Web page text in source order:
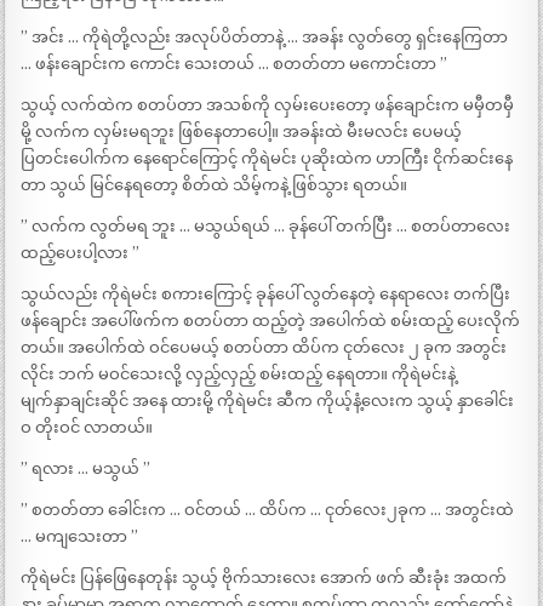
” အင်း … ကိုရဲတို့လည်း အလုပ်ပိတ်တာနဲ့ … အခန်း လွတ်တွေ ရှင်းနေကြတာ
… ဖန်းချောင်းက ကောင်း သေးတယ် … စတတ်တာ မကောင်းတာ ”
သွယ့် လက်ထဲက စတပ်တာ အသစ်ကို လှမ်းပေးတော့ ဖန်ချောင်းက မမှီတမှီ
မို့ လက်က လှမ်းမရဘူး ဖြစ်နေတာပေါ့။ အခန်းထဲ မီးမလင်း ပေမယ့်
ပြတင်းပေါက်က နေရောင်ကြောင့် ကိုရဲမင်း ပုဆိုးထဲက ဟာကြီး ငိုက်ဆင်းနေ
တာ သွယ် မြင်နေရတော့ စိတ်ထဲ သိမ့်ကနဲ့ ဖြစ်သွား ရတယ်။
” လက်က လွတ်မရ ဘူး … မသွယ်ရယ် … ခုန်ပေါ် တက်ပြီး … စတပ်တာလေး
ထည့်ပေးပါ့လား ”
သွယ်လည်း ကိုရဲမင်း စကားကြောင့် ခုန်ပေါ် လွတ်နေတဲ့ နေရာလေး တက်ပြီး
ဖန်ချောင်း အပေါ်ဖက်က စတပ်တာ ထည့်တဲ့ အပေါက်ထဲ စမ်းထည့် ပေးလိုက်
တယ်။ အပေါက်ထဲ ဝင်ပေမယ့် စတပ်တာ ထိပ်က ငုတ်လေး ၂ ခုက အတွင်း
လိုင်း ဘက် မဝင်သေးလို့ လှည့်လှည့် စမ်းထည့် နေရတာ။ ကိုရဲမင်းနဲ့
မျက်နှာချင်းဆိုင် အနေ ထားမို့ ကိုရဲမင်း ဆီက ကိုယ့်နံ့လေးက သွယ့် နှာခေါင်း
ဝ တိုးဝင် လာတယ်။
” ရလား … မသွယ် ”
” စတတ်တာ ခေါင်းက … ဝင်တယ် … ထိပ်က … ငုတ်လေး၂ခုက … အတွင်းထဲ
… မကျသေးတာ ”
ကိုရဲမင်း ပြန်ဖြေနေတုန်း သွယ့် ဗိုက်သားလေး အောက် ဖက် ဆီးခုံး အထက်